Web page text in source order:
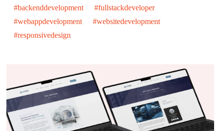
#backenddevelopment #fullstackdeveloper
#webappdevelopment #websitedevelopment
#responsivedesign